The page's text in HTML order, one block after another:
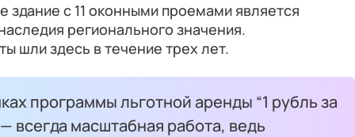
здание с 11 оконными проемами является
регионального значения.
шли здесь в течение трех лет.
программы льготной аренды “1 рубль за
всегда масштабная работа, ведь